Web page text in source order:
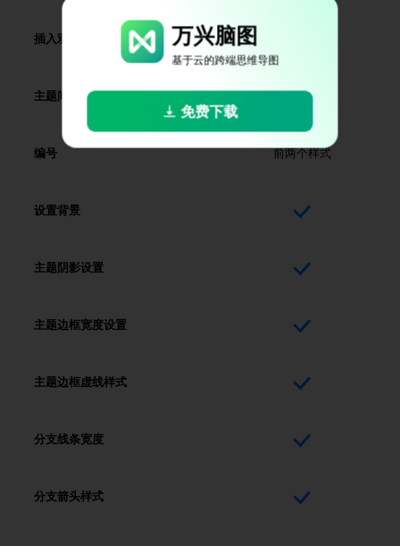
插入双向链接
主题间距
编号 前两个样式
设置背景
主题阴影设置
主题边框宽度设置
主题边框虚线样式
分支线条宽度
分支箭头样式
万兴脑图
基于云的跨端思维导图
免费下载